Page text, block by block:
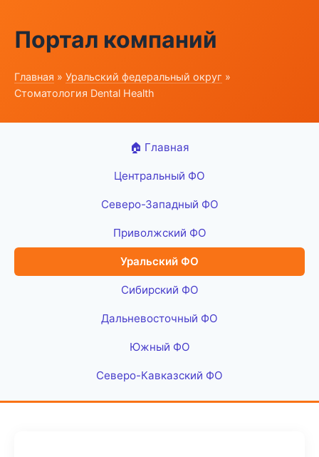
Портал компаний
Главная » Уральский федеральный округ »
Стоматология Dental Health
🏠 Главная
Центральный ФО
Северо-Западный ФО
Приволжский ФО
Уральский ФО
Сибирский ФО
Дальневосточный ФО
Южный ФО
Северо-Кавказский ФО